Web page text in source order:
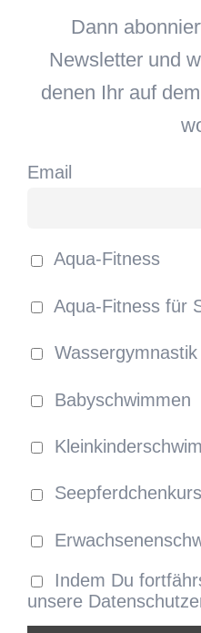
Dann
Newsletter und
denen Ihr auf
Email
Aqua-Fitness
Aqua-Fitness für
Wassergymnastik
Babyschwimmen
Indem Du
unsere